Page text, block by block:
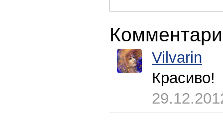
Vilvarin
Красиво!